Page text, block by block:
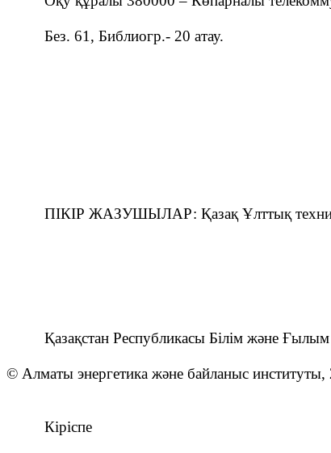
Без. 61, Библиогр.- 20 атау.
ПІКІР ЖАЗУШЫЛАР: Қазақ Ұлттық
Қазақстан Республикасы Білім және
© Алматы энергетика және байланыс
Кіріспе